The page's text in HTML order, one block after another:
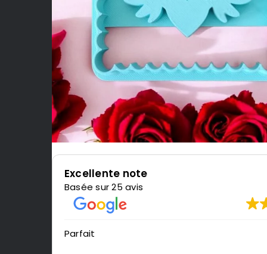
Excellente note
Basée sur 25 avis
Parfait